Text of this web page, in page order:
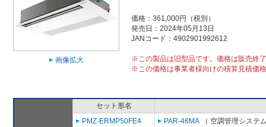
画像拡大
価格：361,000円（税別）
発売日：2024年05月13日
JANコード：4902901992612
※この製品は旧型品です。価格は販売終
※この価格は事業者様向けの積算見積価
セット形名
PMZ-ERMP50FE4
PAR-46MA （ 空調管理システ